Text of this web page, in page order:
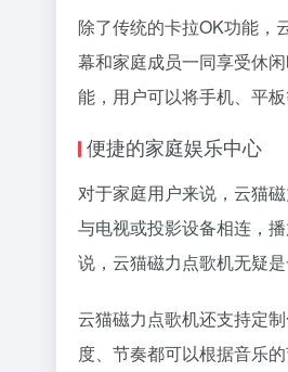
除了传统的卡拉OK功能，
幕和家庭成员一同享受休
能，用户可以将手机、平
便捷的家庭娱乐中心
对于家庭用户来说，云猫
与电视或投影设备相连，
说，云猫磁力点歌机无疑
云猫磁力点歌机还支持定
度、节奏都可以根据音乐